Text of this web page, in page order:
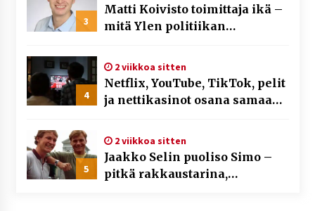
3
Matti Koivisto toimittaja ikä –
mitä Ylen politiikan
4
2 viikkoa sitten
Netflix, YouTube, TikTok, pelit
ja nettikasinot osana samaa
5
2 viikkoa sitten
Jaakko Selin puoliso Simo –
pitkä rakkaustarina,